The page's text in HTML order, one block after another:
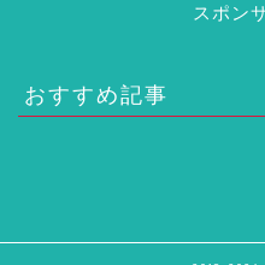
スポン
おすすめ記事